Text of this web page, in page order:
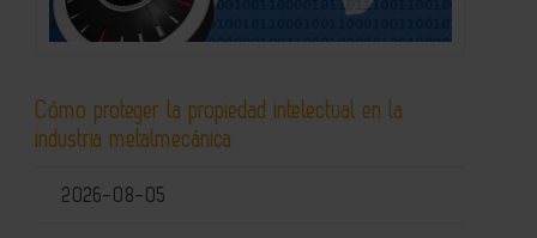
Cómo proteger la propiedad intelectual en la
industria metalmecánica
2026-08-05